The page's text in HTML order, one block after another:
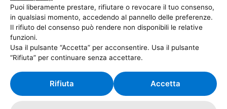
Puoi liberamente prestare, rifiutare o revocare il tuo consenso,
in qualsiasi momento, accedendo al pannello delle preferenze.
Il rifiuto del consenso può rendere non disponibili le relative
funzioni.
Usa il pulsante “Accetta” per acconsentire. Usa il pulsante
“Rifiuta” per continuare senza accettare.
Rifiuta Accetta